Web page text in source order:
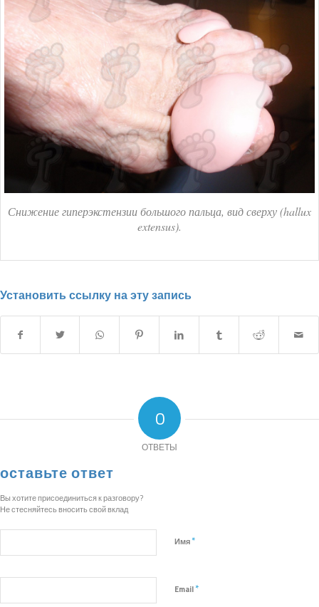
Снижение гиперэкстензии большого пальца, вид сверху (hallux
extensus).
Установить ссылку на эту запись
0
ОТВЕТЫ
оставьте ответ
Вы хотите присоединиться к разговору?
Не стесняйтесь вносить свой вклад
Имя*
Email*